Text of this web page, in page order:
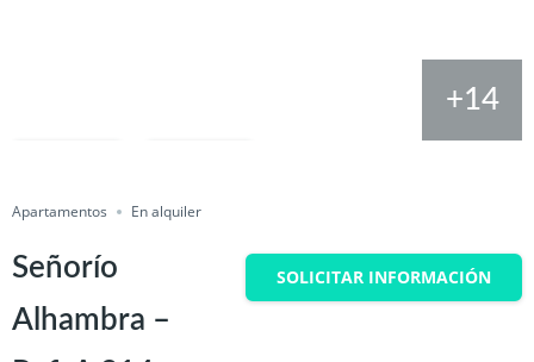
+14
Apartamentos En alquiler
Señorío
Alhambra –
SOLICITAR INFORMACIÓN